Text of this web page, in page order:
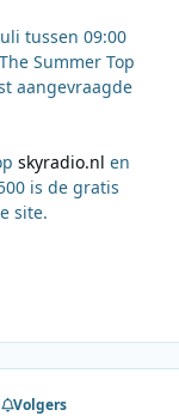
tussen 09:00
Summer Top
aangevraagde
skyradio.nl en
is de gratis
site.
Volgers